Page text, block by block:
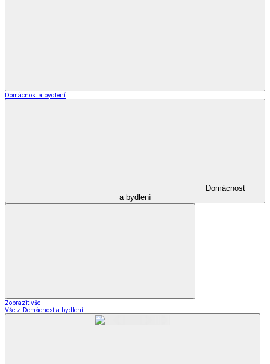
Domácnost a bydlení
Domácnost
a bydlení
Zobrazit vše
Vše z Domácnost a bydlení